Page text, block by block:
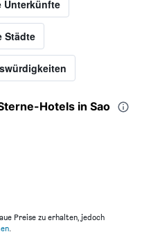
Unterkünfte
Städte
Hotels in Sao
Preise zu erhalten, jedoch
.